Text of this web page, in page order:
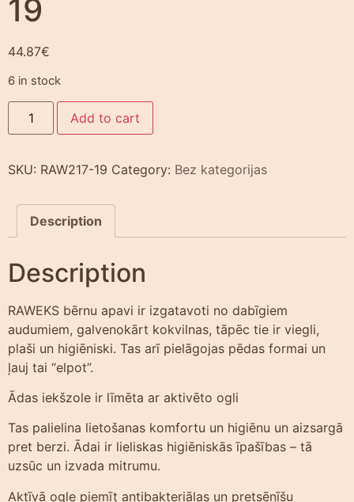
19
44.87€
6 in stock
Add to cart
SKU: RAW217-19 Category: Bez kategorijas
Description
Description
RAWEKS bērnu apavi ir izgatavoti no dabīgiem
audumiem, galvenokārt kokvilnas, tāpēc tie ir viegli,
plaši un higiēniski. Tas arī pielāgojas pēdas formai un
ļauj tai “elpot”.
Ādas iekšzole ir līmēta ar aktivēto ogli
Tas palielina lietošanas komfortu un higiēnu un aizsargā
pret berzi. Ādai ir lieliskas higiēniskās īpašības – tā
uzsūc un izvada mitrumu.
Aktīvā ogle piemīt antibakteriālas un pretsēnīšu